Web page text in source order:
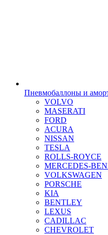
Пневмобаллоны и
VOLVO
MASERATI
FORD
ACURA
NISSAN
TESLA
ROLLS-ROYCE
MERCEDES-
VOLKSWAGEN
PORSCHE
KIA
BENTLEY
LEXUS
CADILLAC
CHEVROLET